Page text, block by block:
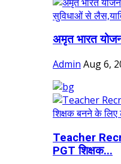
अमृत भारत
Admin Aug 6,
Teacher
PGT शिक्षक...